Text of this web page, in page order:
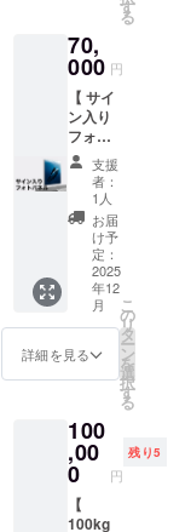
パッ
ケージ
デザイ
ンなど
を含
む）で
知られ
る日本
ベリ
エール
アート
セン
ターが
デザイ
都道府
県・海
市と地
域を訪
れ、伝
統文化
から最
■「Mis
sion100
ビジュ
アル
ブッ
ク」1冊
・
Mission
100プロ
ジェク
トの軌
跡や小
坂薫
平・PJ
メン
エッセ
イ、限
を収録
したス
ペシャ
ル版写
真集。
は映画
本編の
ロール
にお名
前を掲
載いた
しま
す。 ・
支援時
の「備
考欄」
にご希
望のお
名前を
ご記入
くださ
前は全
角12文
字以内
24文字
ち受け
データ
にしま
す。 ・
サイ
ズ：長
辺
3216×
短編
2144
■「公式
ホーム
ページ
にお名
前掲
載」1名
分 ※本
ムペー
ジにお
名前を
掲載い
たしま
す。 ・
す
る
70,
000 円
【 サイ
ン入り
フォト
パネル
プラン
■「フォ
トパネ
ル」1枚
高精細
な水性
顔料イ
ンク
ジェッ
トプリ
ントさ
れ、美
しさと
耐久性
を兼ね
備えた
支援
者：
1人
お届
け予
定：
2025
年12
月
詳細を見る
こ
の
リ
タ
ー
ン
を
選
択
す
る
100
,00
0 円
残り5
【
100kg